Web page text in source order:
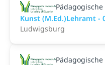
Kunst (M.Ed.)Lehramt -
Ludwigsburg